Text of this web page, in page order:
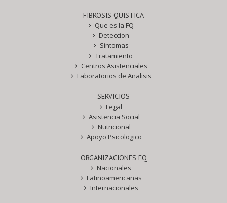
FIBROSIS QUISTICA
Que es la FQ
Deteccion
Sintomas
Tratamiento
Centros Asistenciales
Laboratorios de Analisis
SERVICIOS
Legal
Asistencia Social
Nutricional
Apoyo Psicologico
ORGANIZACIONES FQ
Nacionales
Latinoamericanas
Internacionales